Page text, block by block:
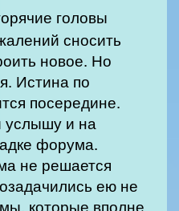
головы
сносить
новое. Но
Истина по
посередине.
и на
форума.
не решается
ею не
которые вполне